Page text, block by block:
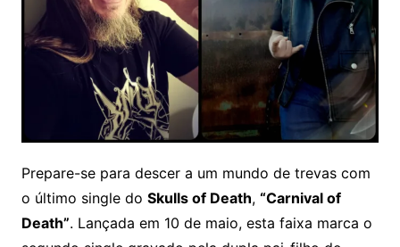
Prepare-se para descer a um mundo de trevas com
o último single do Skulls of Death, “Carnival of
Death”. Lançada em 10 de maio, esta faixa marca o